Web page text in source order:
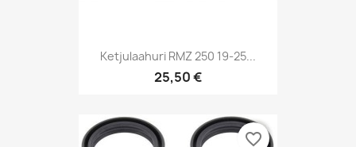
Ketjulaahuri RMZ 250 19-25...
25,50 €
favorite_border